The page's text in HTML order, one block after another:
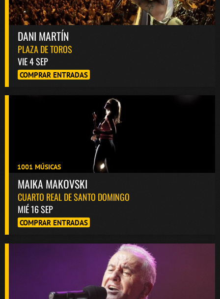
DANI MARTÍN
PLAZA DE TOROS
VIE 4 SEP
COMPRAR ENTRADAS
1001 MÚSICAS
MAIKA MAKOVSKI
CUARTO REAL DE SANTO DOMINGO
MIÉ 16 SEP
COMPRAR ENTRADAS